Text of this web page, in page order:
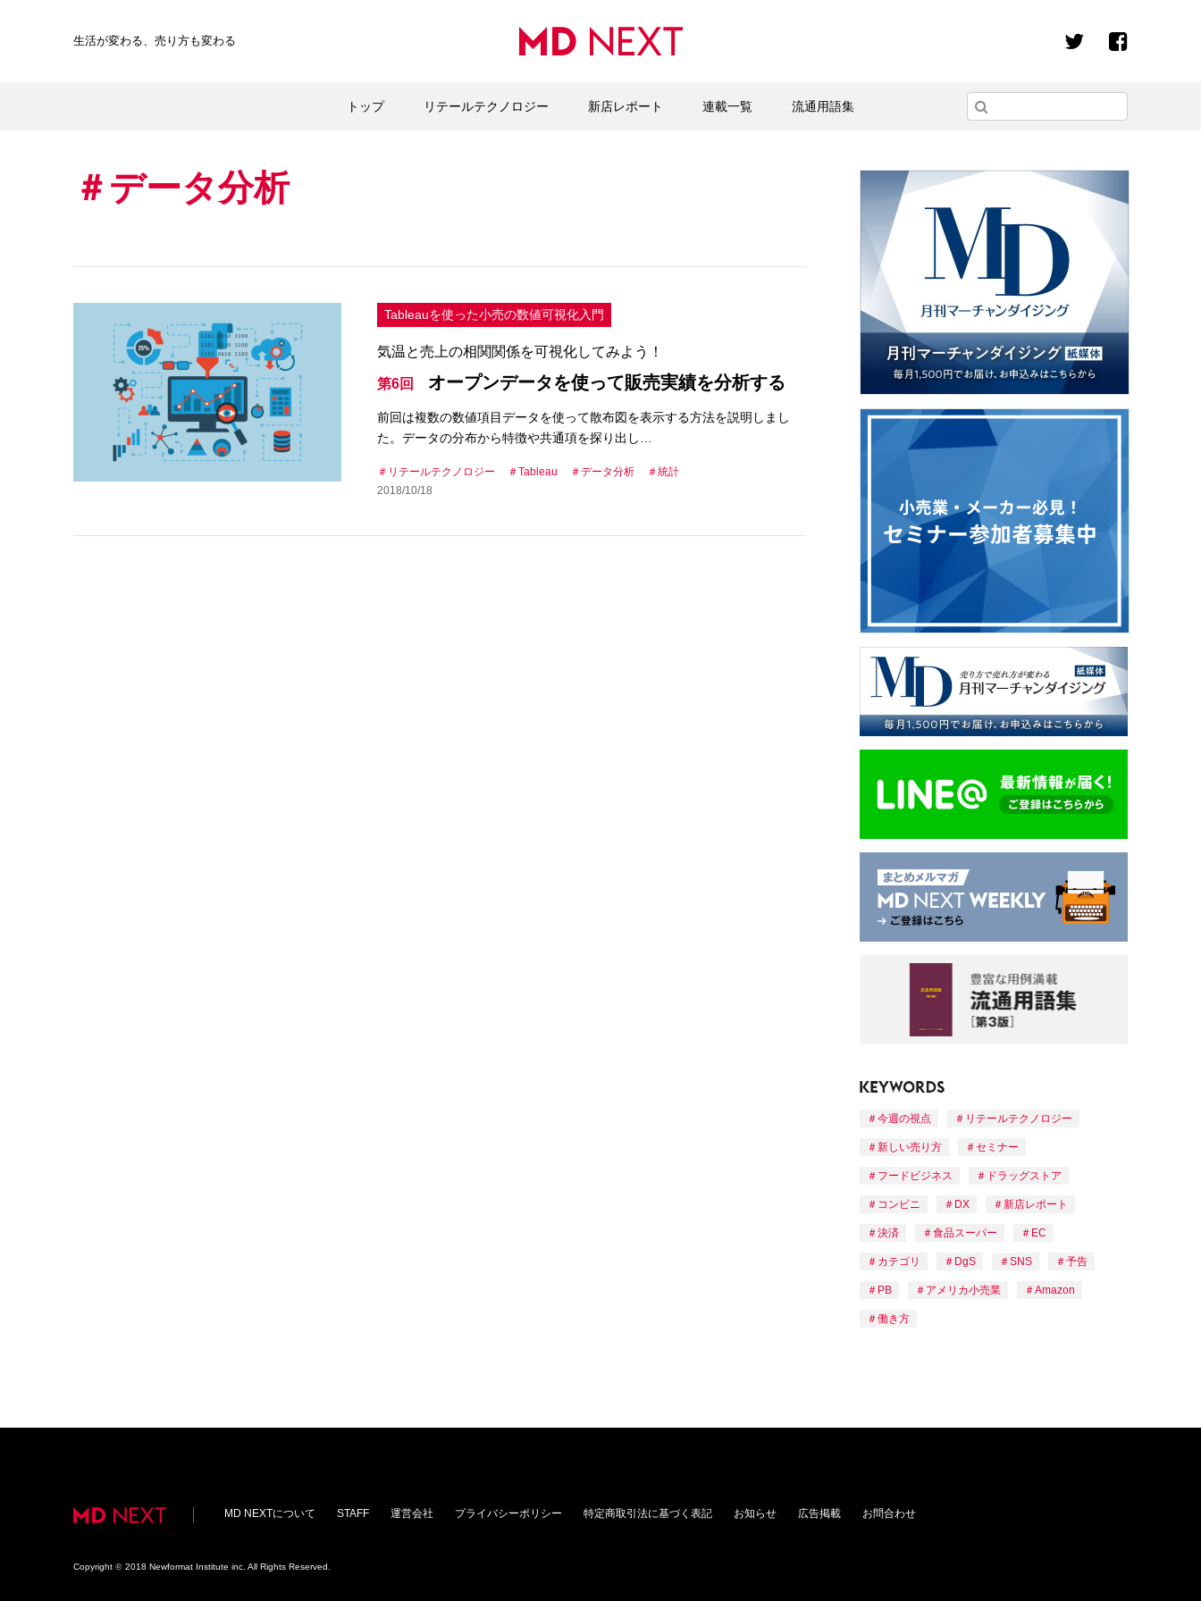
生活が変わる、 売り方も変わる
トップ リテールテクノロジー 新店レポート 連載一覧 流通用語集
データ分析
Tableauを使った小売の数値可視化入門
気温と売上の相関関係を可視化してみよう！
第6回 オープンデータを使って販売実績を分析する
前回は複数の数値項目データを使って散布図を表示する方法を説明しまし
た。データの分布から特徴や共通項を探り出し…
リテールテクノロジー Tableau データ分析
統計
2018/10/18
今週の視点 リテールテクノロジー
新しい売り方 セミナー
フードビジネス ドラッグストア
コンビニ DX 新店レポート
決済 食品スーパー EC
カテゴリ DgS SNS 予告
PB アメリカ小売業 Amazon
働き方
MD NEXTについて STAFF 運営会社 プライバシーポリシー 特定商取引法に基づく表記 お知らせ 広告掲載 お問合わせ
Copyright © 2018 Newformat Institute inc. All Rights Reserved.